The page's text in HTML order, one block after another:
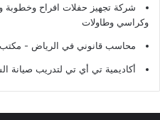
شركة تجهيز حفلات افراح وخطوبة
وكراسي وطاولات
محاسب قانوني في الرياض -
أكاديمية تي أي تي لتدريب صيانة